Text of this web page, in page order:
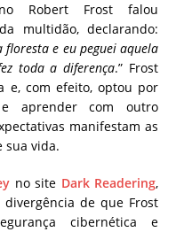
Robert Frost falou
multidão, declarando:
floresta e eu peguei aquela
toda a diferença.” Frost
e, com efeito, optou por
aprender com outro
manifestam as
sua vida.
no site Dark Readering,
de que Frost
cibernética e